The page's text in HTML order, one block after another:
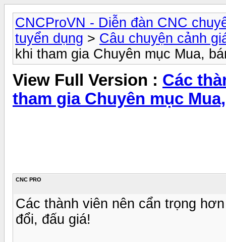
CNCProVN - Diễn đàn CNC
tuyển dụng > Câu chuyện cảnh
khi tham gia Chuyên mục Mua,
View Full Version : Các
tham gia Chuyên mục
CNC PRO
Các thành viên nên cẩn trọng
đổi, đấu giá!